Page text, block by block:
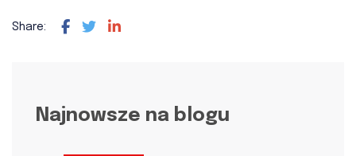
Share:
Najnowsze na blogu